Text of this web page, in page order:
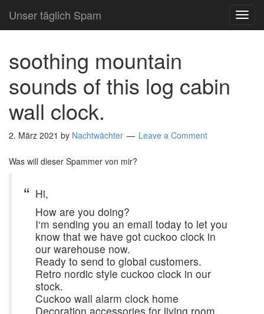
Unser täglich Spam
soothing mountain
sounds of this log cabin
wall clock.
2. März 2021 by Nachtwächter Leave a Comment
Was will dieser Spammer von mir?
Hi,
How are you doing?
I‘m sending you an email today to let you
know that we have got cuckoo clock in
our warehouse now.
Ready to send to global customers.
Retro nordic style cuckoo clock in our
stock.
Cuckoo wall alarm clock home
Decoration accessories for living room.